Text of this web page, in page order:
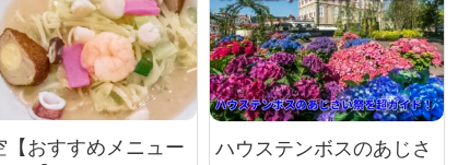
【おすすめメニュー
ハウステンボスのあじさ